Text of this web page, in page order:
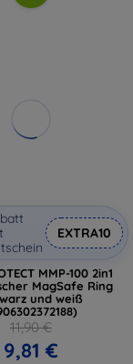
EXTRA10
MMP-100 2in1
MagSafe Ring
und weiß
11,90 €
9,81 €